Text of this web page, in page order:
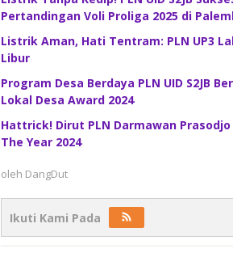
Pertandingan Voli Proliga 2025 di
Listrik Aman, Hati Tentram: PLN UP3
Libur
Program Desa Berdaya PLN UID S2JB
Lokal Desa Award 2024
Hattrick! Dirut PLN Darmawan
The Year 2024
oleh DangDut
Ikuti Kami Pada